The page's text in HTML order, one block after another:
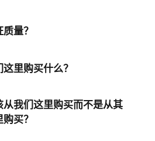
量？
里购买什么？
从我们这里购买而不是从其
买？